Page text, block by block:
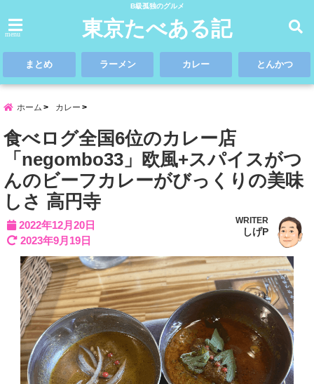
B級孤独のグルメ
menu 東京たべある記
まとめ ラーメン カレー とんかつ
ホーム カレー
食べログ全国6位のカレー店
「negombo33」欧風+スパイスがつ
んのビーフカレーがびっくりの美味
しさ 高円寺
2022年12月20日
2023年9月19日
WRITER
しげP